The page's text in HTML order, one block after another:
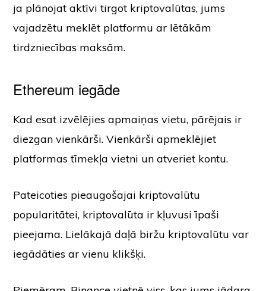
ja plānojat aktīvi tirgot kriptovalūtas, jums
vajadzētu meklēt platformu ar lētākām
tirdzniecības maksām.
Ethereum iegāde
Kad esat izvēlējies apmaiņas vietu, pārējais ir
diezgan vienkārši. Vienkārši apmeklējiet
platformas tīmekļa vietni un atveriet kontu.
Pateicoties pieaugošajai kriptovalūtu
popularitātei, kriptovalūta ir kļuvusi īpaši
pieejama. Lielākajā daļā biržu kriptovalūtu var
iegādāties ar vienu klikšķi.